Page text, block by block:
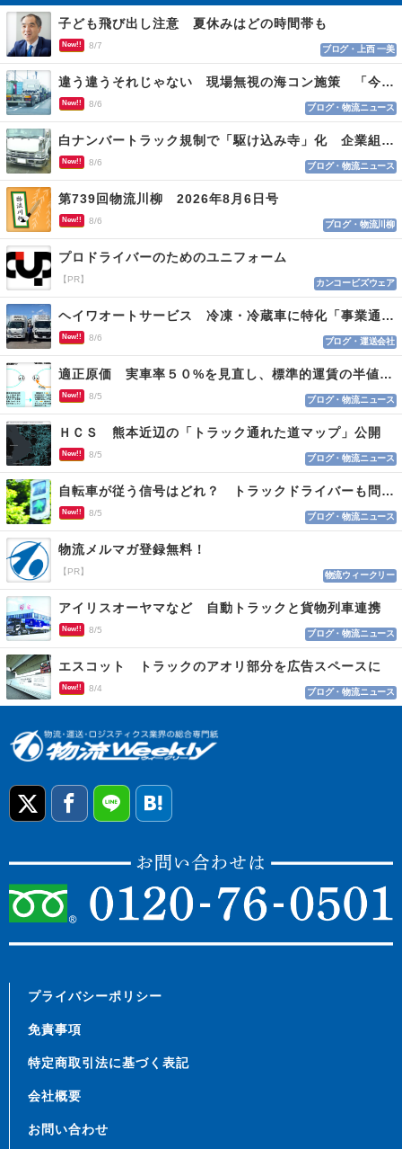
子ども飛び出し注意 夏休みはどの時間帯も
New!! 8/7 ブログ・上西 一美
違う違うそれじゃない 現場無視の海コン施策 「今でも平均２～３時間は待つ」
New!! 8/6 ブログ・物流ニュース
白ナンバートラック規制で「駆け込み寺」化 企業組合が入会基準を見直しへ
New!! 8/6 ブログ・物流ニュース
第739回物流川柳 2026年8月6日号
New!! 8/6 ブログ・物流川柳
プロドライバーのためのユニフォーム
【PR】 カンコービズウェア
ヘイワオートサービス 冷凍・冷蔵車に特化「事業通じ貢献目指す」
New!! 8/6 ブログ・運送会社
適正原価 実車率５０%を見直し、標準的運賃の半値の恐れも
New!! 8/5 ブログ・物流ニュース
ＨＣＳ 熊本近辺の「トラック通れた道マップ」公開
New!! 8/5 ブログ・物流ニュース
自転車が従う信号はどれ？ トラックドライバーも問われる認識
New!! 8/5 ブログ・物流ニュース
物流メルマガ登録無料！
【PR】 物流ウィークリー
アイリスオーヤマなど 自動トラックと貨物列車連携
New!! 8/5 ブログ・物流ニュース
エスコット トラックのアオリ部分を広告スペースに
New!! 8/4 ブログ・物流ニュース
プライバシーポリシー
免責事項
特定商取引法に基づく表記
会社概要
お問い合わせ